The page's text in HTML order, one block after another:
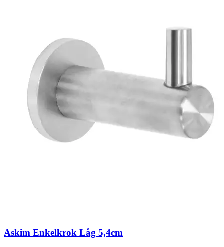
Askim Enkelkrok Låg 5,4cm